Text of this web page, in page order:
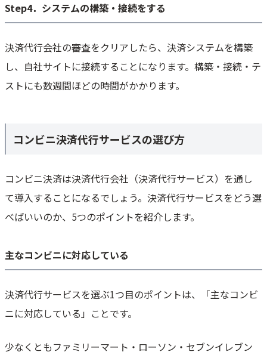
Step4．システムの構築・接続をする
決済代行会社の審査をクリアしたら、決済システムを構築
し、自社サイトに接続することになります。構築・接続・テ
ストにも数週間ほどの時間がかかります。
コンビニ決済代行サービスの選び方
コンビニ決済は決済代行会社（決済代行サービス）を通し
て導入することになるでしょう。決済代行サービスをどう選
べばいいのか、5つのポイントを紹介します。
主なコンビニに対応している
決済代行サービスを選ぶ1つ目のポイントは、「主なコンビ
ニに対応している」ことです。
少なくともファミリーマート・ローソン・セブンイレブン